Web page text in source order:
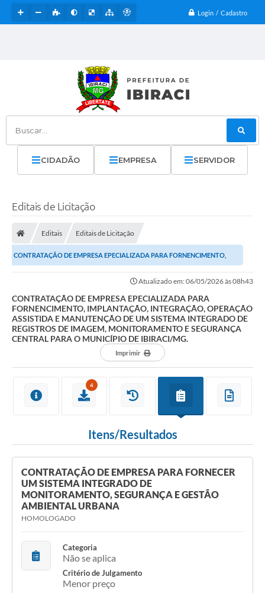
Login / Cadastro
Buscar...
CIDADÃO EMPRESA SERVIDOR
Editais de Licitação
Editais Editais de Licitação
CONTRATAÇÃO DE EMPRESA EPECIALIZADA PARA FORNENCIMENTO,
IMPLANTAÇÃO, INTEGRAÇÃO, OPERAÇÃO ASSISTIDA E...
Atualizado em: 06/05/2026 às 08h43
CONTRATAÇÃO DE EMPRESA EPECIALIZADA PARA
FORNENCIMENTO, IMPLANTAÇÃO, INTEGRAÇÃO, OPERAÇÃO
ASSISTIDA E MANUTENÇÃO DE UM SISTEMA INTEGRADO DE
REGISTROS DE IMAGEM, MONITORAMENTO E SEGURANÇA
CENTRAL PARA O MUNICÍPIO DE IBIRACI/MG.
Imprimir
4
Itens/Resultados
CONTRATAÇÃO DE EMPRESA PARA FORNECER
UM SISTEMA INTEGRADO DE
MONITORAMENTO, SEGURANÇA E GESTÃO
AMBIENTAL URBANA
HOMOLOGADO
Categoria
Não se aplica
Critério de Julgamento
Menor preço